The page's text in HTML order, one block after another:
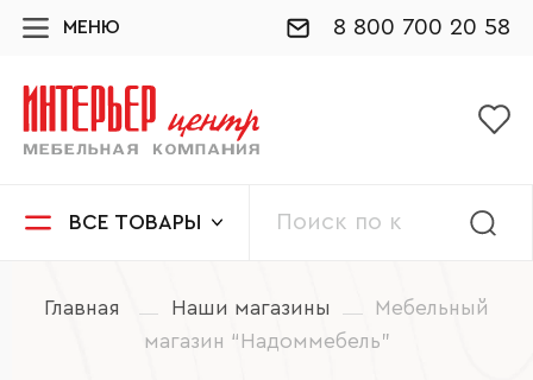
МЕНЮ 8 800 700 20 58
ВСЕ ТОВАРЫ
Главная Наши магазины
Мебельный
магазин “Надоммебель”